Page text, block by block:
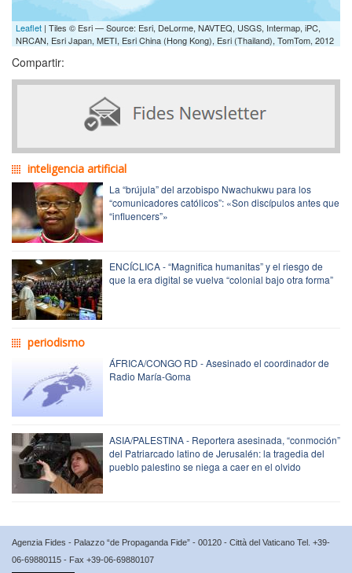
Leaflet | Tiles © Esri — Source: Esri, DeLorme, NAVTEQ, USGS, Intermap, iPC,
NRCAN, Esri Japan, METI, Esri China (Hong Kong), Esri (Thailand), TomTom, 2012
Compartir:
inteligencia artificial
La “brújula” del arzobispo Nwachukwu para los
“comunicadores católicos”: «Son discípulos antes que
“influencers”»
ENCÍCLICA - “Magnifica humanitas” y el riesgo de
que la era digital se vuelva “colonial bajo otra forma”
periodismo
ÁFRICA/CONGO RD - Asesinado el coordinador de
Radio María-Goma
ASIA/PALESTINA - Reportera asesinada, “conmoción”
del Patriarcado latino de Jerusalén: la tragedia del
pueblo palestino se niega a caer en el olvido
Agenzia Fides - Palazzo “de Propaganda Fide” - 00120 - Città del Vaticano Tel. +39-
06-69880115 - Fax +39-06-69880107